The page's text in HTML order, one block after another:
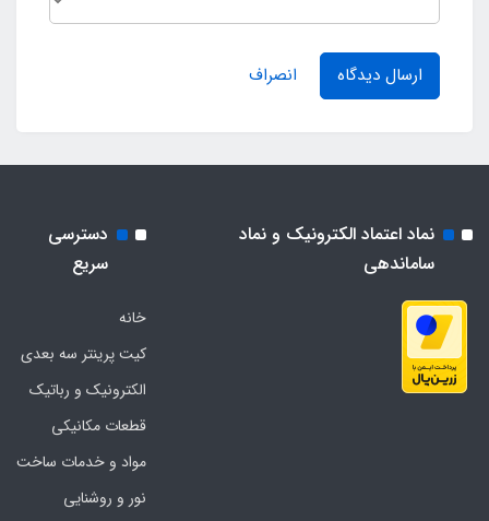
ارسال دیدگاه انصراف
نماد اعتماد الکترونیک و نماد
ساماندهی
دسترسی
سریع
خانه
کیت پرینتر سه بعدی
الکترونیک و رباتیک
قطعات مکانیکی
مواد و خدمات ساخت
نور و روشنایی